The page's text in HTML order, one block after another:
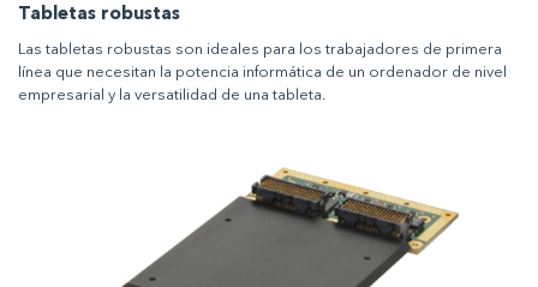
Tabletas robustas
Las tabletas robustas son ideales para los trabajadores de primera
línea que necesitan la potencia informática de un ordenador de nivel
empresarial y la versatilidad de una tableta.